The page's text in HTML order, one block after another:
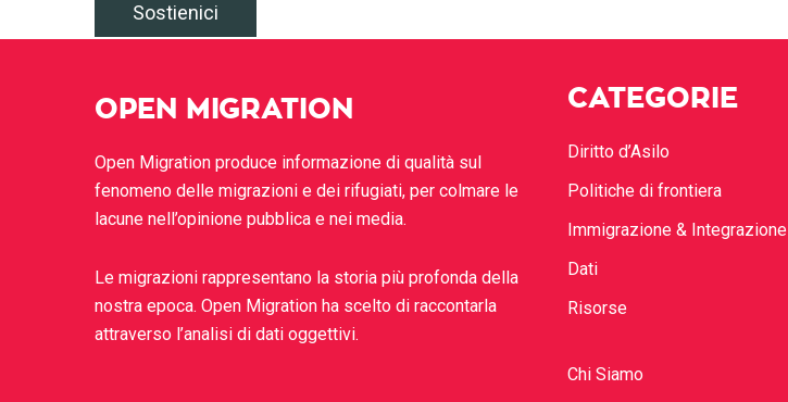
Sostienici
OPEN MIGRATION
Open Migration produce informazione di qualità sul
fenomeno delle migrazioni e dei rifugiati, per colmare le
lacune nell’opinione pubblica e nei media.
Le migrazioni rappresentano la storia più profonda della
nostra epoca. Open Migration ha scelto di raccontarla
attraverso l’analisi di dati oggettivi.
CATEGORIE
Diritto d’Asilo
Politiche di frontiera
Immigrazione & Integrazione
Dati
Risorse
Chi Siamo